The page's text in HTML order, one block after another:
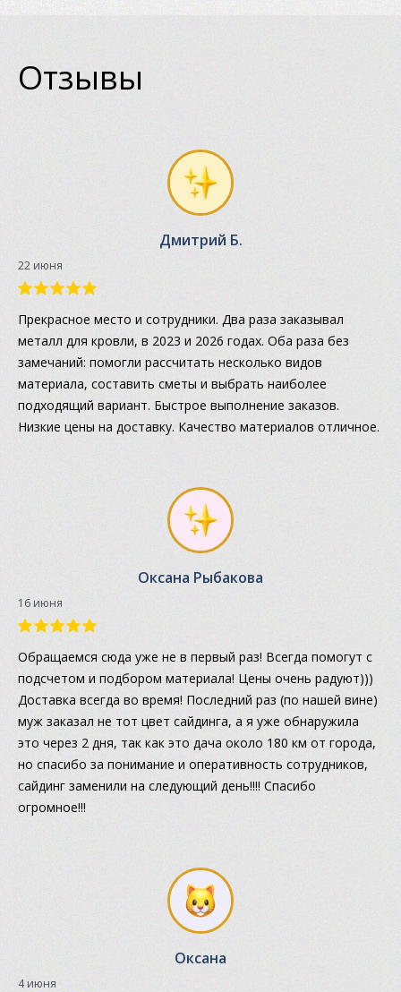
Отзывы
Дмитрий Б.
22 июня
Прекрасное место и сотрудники. Два раза заказывал
металл для кровли, в 2023 и 2026 годах. Оба раза без
замечаний: помогли рассчитать несколько видов
материала, составить сметы и выбрать наиболее
подходящий вариант. Быстрое выполнение заказов.
Низкие цены на доставку. Качество материалов отличное.
Оксана Рыбакова
16 июня
Обращаемся сюда уже не в первый раз! Всегда помогут с
подсчетом и подбором материала! Цены очень радуют)))
Доставка всегда во время! Последний раз (по нашей вине)
муж заказал не тот цвет сайдинга, а я уже обнаружила
это через 2 дня, так как это дача около 180 км от города,
но спасибо за понимание и оперативность сотрудников,
сайдинг заменили на следующий день!!!! Спасибо
огромное!!!
Оксана
4 июня